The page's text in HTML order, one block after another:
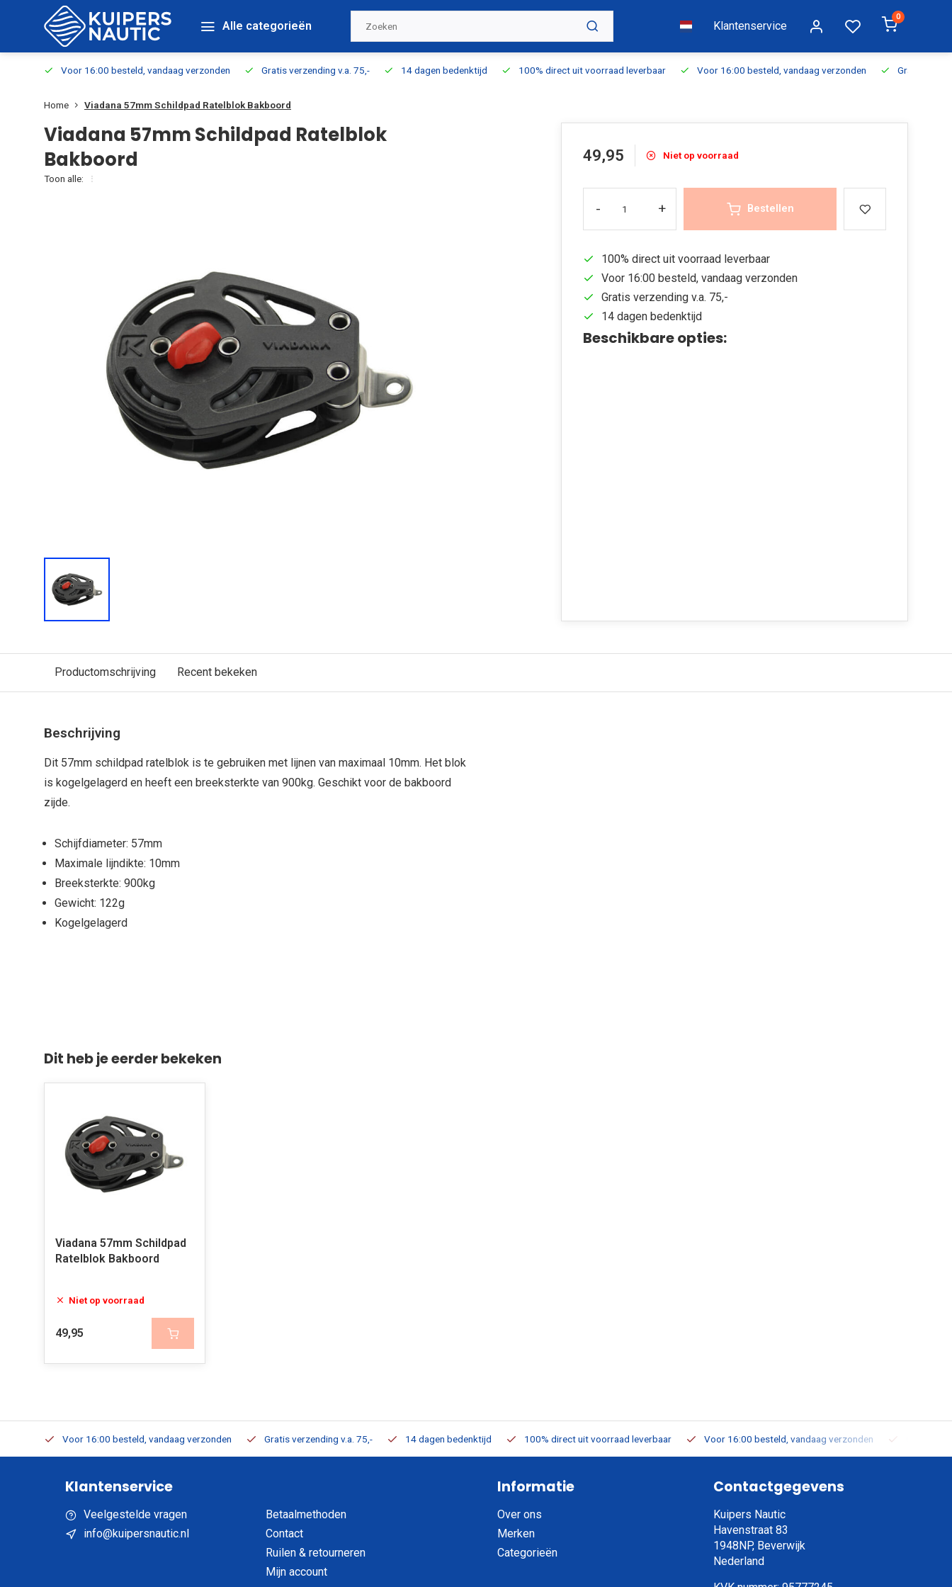
Alle categorieën Klantenservice
0
Voor 16:00 besteld, vandaag verzonden Gratis verzending v.a. 75,- 14 dagen bedenktijd 100% direct uit voorraad leverbaar Voor 16:00 besteld, vandaag verzonden Gratis
Home Viadana 57mm Schildpad Ratelblok Bakboord
Viadana 57mm Schildpad Ratelblok
Bakboord
Toon alle:
49,95 Niet op voorraad
- + Bestellen
100% direct uit voorraad leverbaar
Voor 16:00 besteld, vandaag verzonden
Gratis verzending v.a. 75,-
14 dagen bedenktijd
Beschikbare opties:
Productomschrijving Recent bekeken
Beschrijving
Dit 57mm schildpad ratelblok is te gebruiken met lijnen van maximaal 10mm. Het blok
is kogelgelagerd en heeft een breeksterkte van 900kg. Geschikt voor de bakboord
zijde.
Schijfdiameter: 57mm
Maximale lijndikte: 10mm
Breeksterkte: 900kg
Gewicht: 122g
Kogelgelagerd
Dit heb je eerder bekeken
Viadana 57mm Schildpad
Ratelblok Bakboord
Niet op voorraad
49,95
Voor 16:00 besteld, vandaag verzonden Gratis verzending v.a. 75,- 14 dagen bedenktijd 100% direct uit voorraad leverbaar Voor 16:00 besteld, vandaag verzonden
Klantenservice
Veelgestelde vragen
info@kuipersnautic.nl
Betaalmethoden
Contact
Ruilen & retourneren
Mijn account
Informatie
Over ons
Merken
Categorieën
Contactgegevens
Kuipers Nautic
Havenstraat 83
1948NP, Beverwijk
Nederland